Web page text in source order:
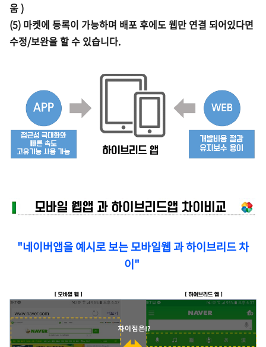
움 )
(5) 마켓에 등록이 가능하며 배포 후에도 웹만 연결 되어있다면
수정/보완을 할 수 있습니다.
"네이버앱을예시로 보는모바일웹 과 하이브리드 차
이"